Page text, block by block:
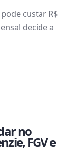
custar R$
decide a
no
FGV e